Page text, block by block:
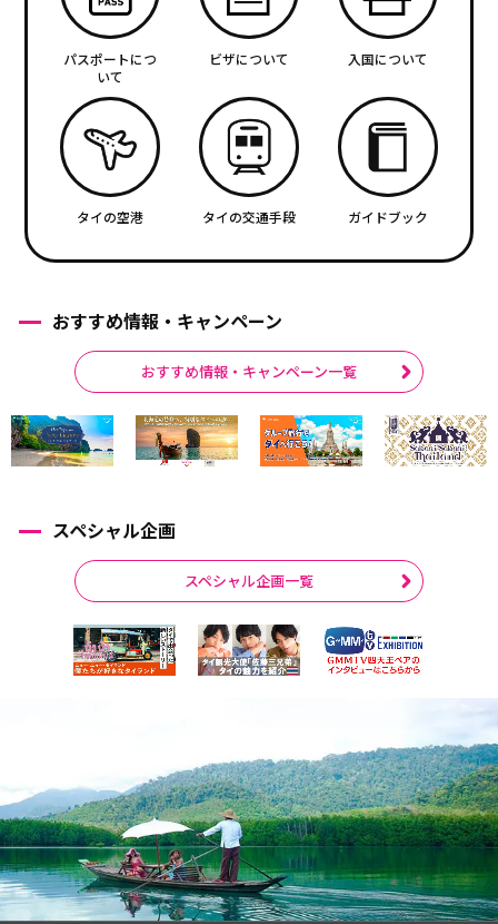
パスポートにつ
いて
ビザについて 入国について
タイの空港 タイの交通手段 ガイドブック
おすすめ情報・キャンペーン
おすすめ情報・キャンペーン一覧
スペシャル企画
スペシャル企画一覧